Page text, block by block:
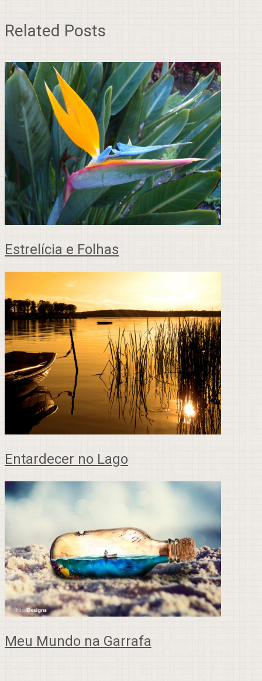
Related Posts
Estrelícia e Folhas
Entardecer no Lago
Meu Mundo na Garrafa